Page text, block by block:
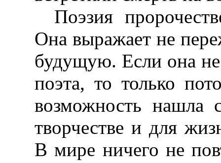
Поэзия
Она выражает не
будущую. Если она не
поэта, то только
возможность нашла
творчестве и для
В мире ничего не